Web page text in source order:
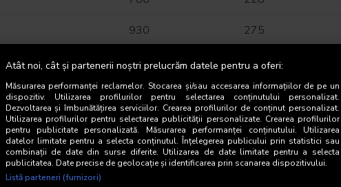
930 275
710 234
618 196
940 277
1.022 316
Atât noi, cât și partenerii noștri prelucrăm datele pentru a oferi:
Măsurarea performanței reclamelor. Stocarea și/sau accesarea informațiilor de pe un
dispozitiv. Utilizarea profilurilor pentru selectarea conținutului personalizat.
Dezvoltarea și îmbunătățirea serviciilor. Crearea profilurilor de conținut personalizat.
Utilizarea profilurilor pentru selectarea publicității personalizate. Crearea profilurilor
pentru publicitate personalizată. Măsurarea performanței conținutului. Utilizarea
datelor limitate pentru a selecta conținutul. Înțelegerea publicului prin statistici sau
combinații de date din surse diferite. Utilizarea de date limitate pentru a selecta
publicitatea. Date precise de geolocație și identificarea prin scanarea dispozitivului.
Listă parteneri (furnizori)